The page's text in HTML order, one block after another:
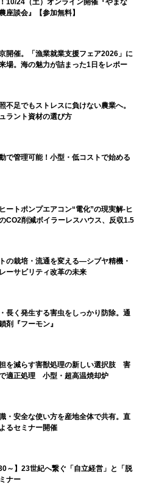
10/24（土）オンライン開催『やまな
座談会』【参加無料】
開催。「漁業就業支援フェア2026」に
場。海の魅力が詰まった1日をレポー
不足でもストレスに負けない農業へ。
ラント資材の選び方
で管理可能！小型・低コストで始める
ートポンプエアコン“電化”の現実解-ヒ
CO2削減ボイラーレスハウス、反収1.5
の栽培・流通を変える―シブヤ精機・
ーサビリティ改革の未来
長く発生する害虫をしっかり防除。通
剤『フーモン』
を減らす害獣処理の新しい選択肢 害
適正処理 小型・超高温焼却炉
・安全な使い方を産地全体で共有。直
るセミナー開催
～】23世紀へ繋ぐ「自立経営」と「脱
ナー